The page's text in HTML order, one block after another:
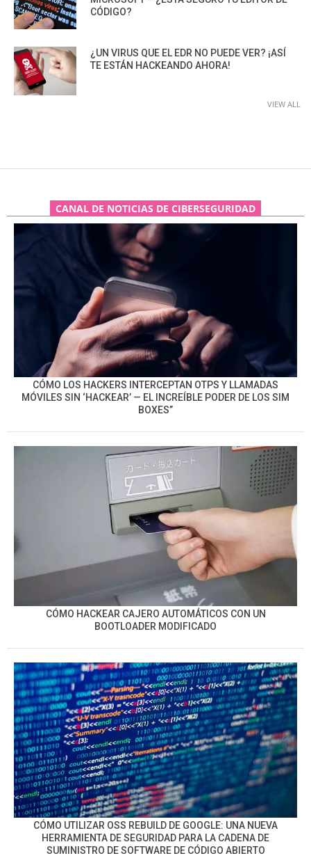
CÓDIGO?
¿UN VIRUS QUE EL EDR NO PUEDE VER? ¡ASÍ
TE ESTÁN HACKEANDO AHORA!
VIEW ALL
CANAL DE NOTICIAS DE CIBERSEGURIDAD
CÓMO LOS HACKERS INTERCEPTAN OTPS Y LLAMADAS
MÓVILES SIN ‘HACKEAR’ — EL INCREÍBLE PODER DE LOS SIM
BOXES”
CÓMO HACKEAR CAJERO AUTOMÁTICOS CON UN
BOOTLOADER MODIFICADO
CÓMO UTILIZAR OSS REBUILD DE GOOGLE: UNA NUEVA
HERRAMIENTA DE SEGURIDAD PARA LA CADENA DE
SUMINISTRO DE SOFTWARE DE CÓDIGO ABIERTO